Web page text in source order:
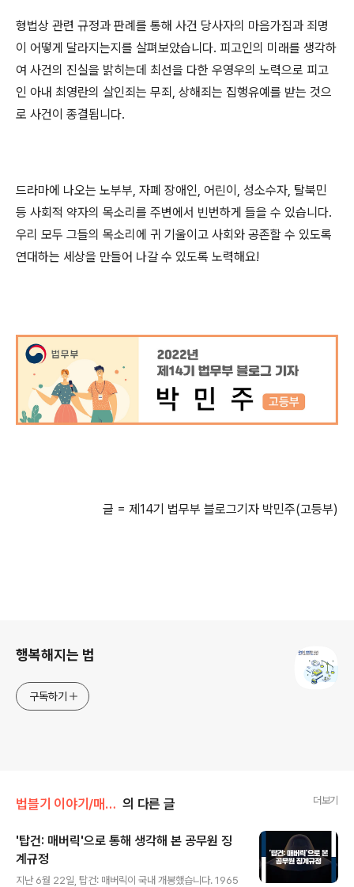
형법상 관련 규정과 판례를 통해 사건 당사자의 마음가짐과 죄명
이 어떻게 달라지는지를 살펴보았습니다. 피고인의 미래를 생각하
여 사건의 진실을 밝히는데 최선을 다한 우영우의 노력으로 피고
인 아내 최영란의 살인죄는 무죄 , 상해죄는 집행유예를 받는 것으
로 사건이 종결됩니다.
드라마에 나오는 노부부, 자폐 장애인, 어린이 , 성소수자, 탈북민
등 사회적 약자의 목소리를 주변에서 빈번하게 들을 수 있습니다.
우리 모두 그들의 목소리에 귀 기울이고 사회와 공존할 수 있도록
연대하는 세상을 만들어 나갈 수 있도록 노력해요!
글 = 제 14기 법무부 블로그기자 박민주(고등부)
행복해지는 법
구독하기
법블기 이야기/매체 속 법 의 다른 글 더보기
'탑건: 매버릭'으로 통해 생각해 본 공무원 징
계규정
지난 6월 22일, 탑건: 매버릭이 국내 개봉했습니다. 1965